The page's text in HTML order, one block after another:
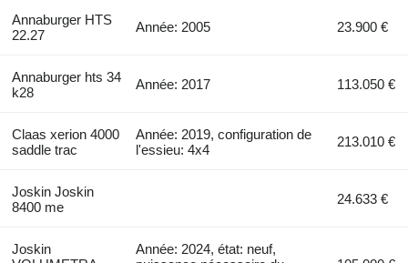
Annaburger HTS
22.27
Année: 2005 23.900 €
Annaburger hts 34
k28
Année: 2017 113.050 €
Claas xerion 4000
saddle trac
Année: 2019, configuration de
l'essieu: 4x4
213.010 €
Joskin Joskin
8400 me
24.633 €
Joskin
Année: 2024, état: neuf,